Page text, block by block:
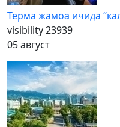
Терма жамоа ичида
visibility23939
05 август